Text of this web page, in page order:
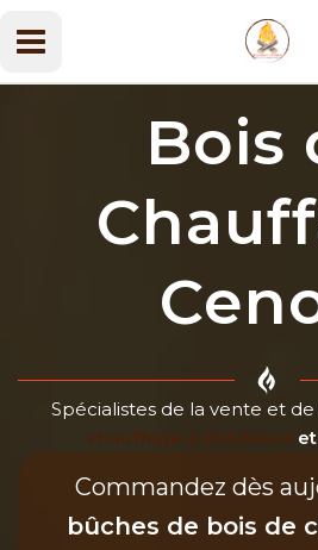
au
Main
Bois
Spécialistes de la vente et de
chauffage à Bordeaux
Commandez dès
bûches de bois de